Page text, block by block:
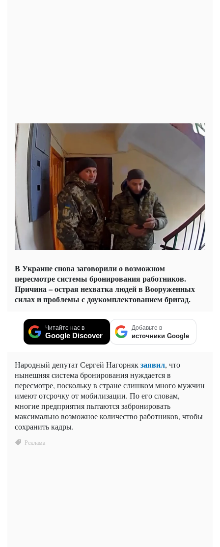
В Украине снова заговорили о возможном
пересмотре системы бронирования работников.
Причина – острая нехватка людей в Вооруженных
силах и проблемы с доукомплектованием бригад.
Читайте нас в
Google Discover
Добавьте в
источники Google
Народный депутат Сергей Нагорнякзаявил, что
нынешняя система бронирования нуждается в
пересмотре, поскольку в стране слишком много мужчин
имеют отсрочку от мобилизации. По его словам,
многие предприятия пытаются забронировать
максимально возможное количество работников, чтобы
сохранить кадры.